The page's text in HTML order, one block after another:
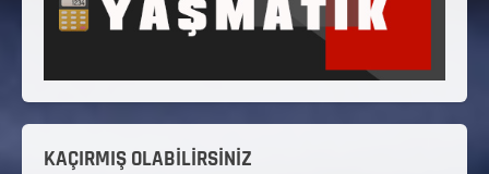
KAÇIRMIŞ OLABİLİRSİNİZ